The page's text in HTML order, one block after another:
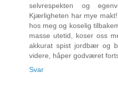
selvrespekten og
Kjærligheten har mye
hos meg og koselig
masse utetid, koser oss
akkurat spist jordbær og
videre, håper godværet
Svar